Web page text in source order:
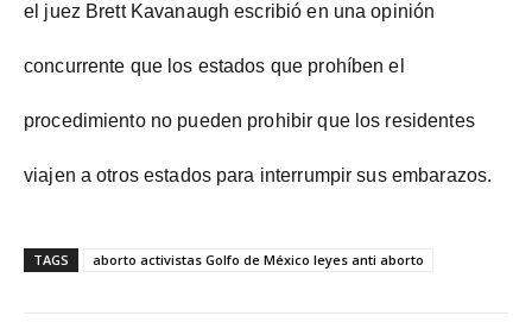
el juez Brett Kavanaugh escribió en una opinión
concurrente que los estados que prohíben el
procedimiento no pueden prohibir que los residentes
viajen a otros estados para interrumpir sus embarazos.
TAGS aborto activistas Golfo de México leyes anti aborto